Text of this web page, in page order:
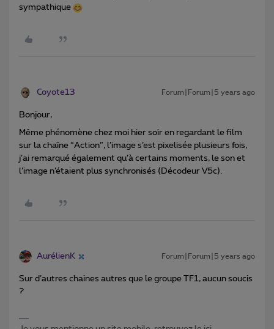
sympathique
Coyote13 Forum|Forum|5 years ago
Bonjour,
Même phénomène chez moi hier soir en regardant le film
sur la chaîne “Action”, l’image s’est pixelisée plusieurs fois,
j’ai remarqué également qu’à certains moments, le son et
l’image n’étaient plus synchronisés (Décodeur V5c).
AurélienK Forum|Forum|5 years ago
Sur d’autres chaines autres que le groupe TF1, aucun soucis
?